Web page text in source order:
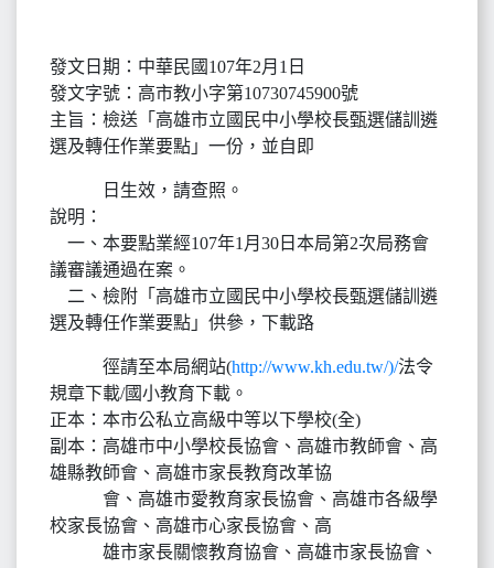
發文日期：中華民國107年2月1日
發文字號：高市教小字第10730745900號
主旨：檢送「高雄市立國民中小學校長甄選儲訓遴
選及轉任作業要點」一份，並自即
日生效，請查照。
說明：
一、本要點業經107年1月30日本局第2次局務會
議審議通過在案。
二、檢附「高雄市立國民中小學校長甄選儲訓遴
選及轉任作業要點」供參，下載路
徑請至本局網站(http://www.kh.edu.tw/)/法令
規章下載/國小教育下載。
正本：本市公私立高級中等以下學校(全)
副本：高雄市中小學校長協會、高雄市教師會、高
雄縣教師會、高雄市家長教育改革協
會、高雄市愛教育家長協會、高雄市各級學
校家長協會、高雄市心家長協會、高
雄市家長關懷教育協會、高雄市家長協會、